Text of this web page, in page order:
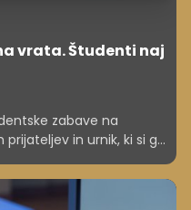
vrata. Študenti naj
zabave na
in urnik, ki si ga
ki krožijo o
življenju. Pravijo,
življenja, ki sledi